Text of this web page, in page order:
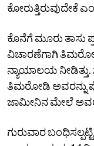
ಕೋರುತ್ತಿರುವುದೇಕೆ
ಕೊನೆಗೆ ಮೂರು ತಾಸು
ವಿಚಾರಣೆಗಾಗಿ
ನ್ಯಾಯಾಲಯ
ತಿಮರೋಡಿ ಅವರನ್ನು
ಜಾಮೀನಿನ ಮೇಲೆ
ಗುರುವಾರ